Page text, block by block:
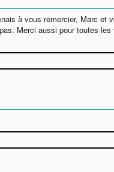
à vous remercier, Marc et
Merci aussi pour toutes